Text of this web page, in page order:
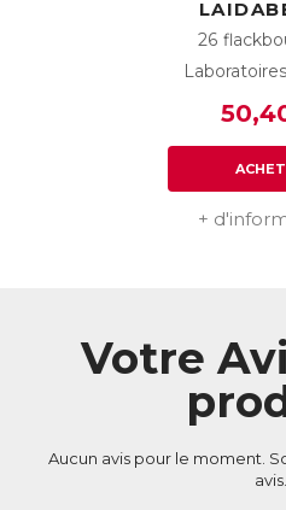
26
+
Votre
Aucun avis pour le moment.
avis.